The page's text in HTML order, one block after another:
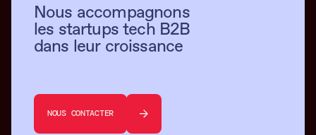
Nous accompagnons
les startups tech B2B
dans leur croissance
NOUS CONTACTER